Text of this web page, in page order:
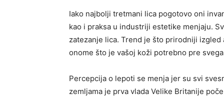
Iako najbolji tretmani lica pogotovo oni
kao i praksa u industriji estetike menjaju.
zatezanje lica. Trend je što prirodniji
onome što je vašoj koži potrebno pre
Percepcija o lepoti se menja jer su svi
zemljama je prva vlada Velike Britanije